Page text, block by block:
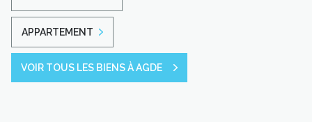
APPARTEMENT
VOIR TOUS LES BIENS À AGDE